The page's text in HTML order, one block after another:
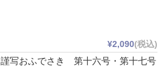
¥2,090(税込)
謹写おふでさき 第十六号・第十七号